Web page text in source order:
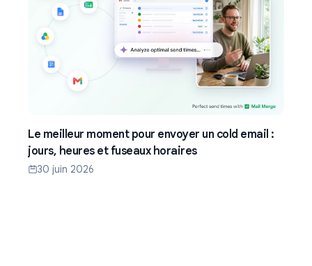
Le meilleur moment pour envoyer un cold email :
jours, heures et fuseaux horaires
30 juin 2026